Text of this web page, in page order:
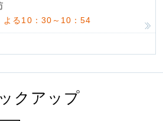
よる10：30～10：54
クアップ